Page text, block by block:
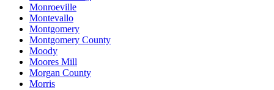
Monroeville
Montevallo
Montgomery
Montgomery County
Moody
Moores Mill
Morgan County
Morris